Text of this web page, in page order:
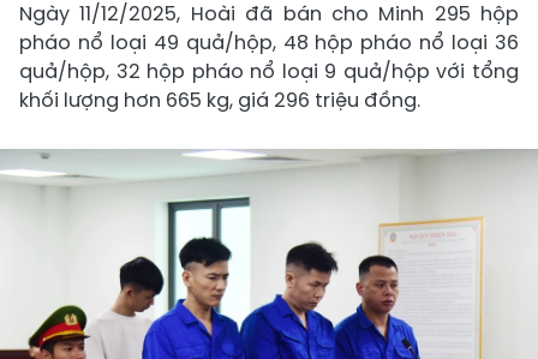
Ngày 11/12/2025, Hoài đã bán cho Minh 295 hộp
pháo nổ loại 49 quả/hộp, 48 hộp pháo nổ loại 36
quả/hộp, 32 hộp pháo nổ loại 9 quả/hộp với tổng
khối lượng hơn 665 kg, giá 296 triệu đồng.